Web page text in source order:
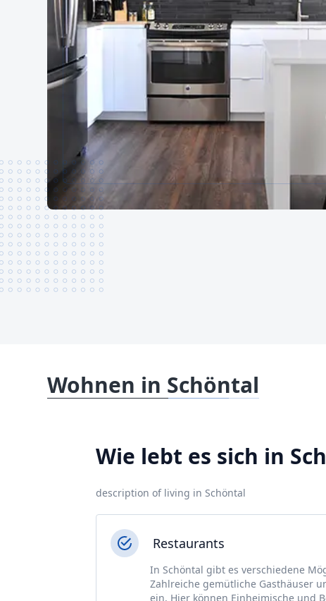
Wohnen in Schöntal
Wie lebt es sich in
description of living in Schöntal
Restaurants
In Schöntal gibt es verschiedene
Zahlreiche gemütliche Gasthäuser
ein. Hier können Einheimische und